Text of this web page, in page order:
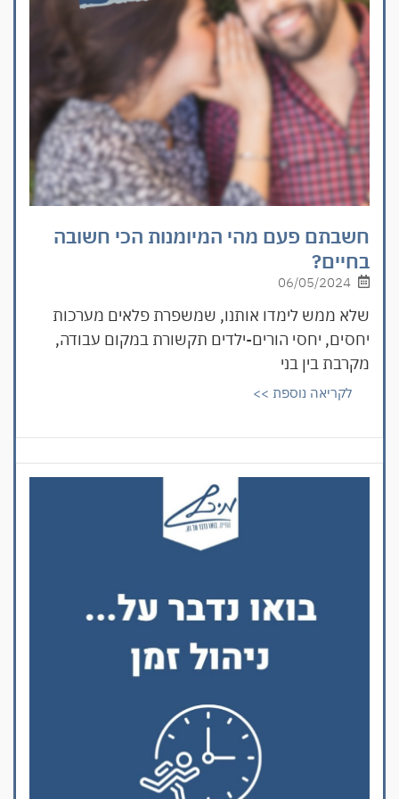
חשבתם פעם מהי המיומנות הכי חשובה
בחיים?
06/05/2024
שלא ממש לימדו אותנו, שמשפרת פלאים מערכות
יחסים, יחסי הורים-ילדים תקשורת במקום עבודה,
מקרבת בין בני
לקריאה נוספת >>